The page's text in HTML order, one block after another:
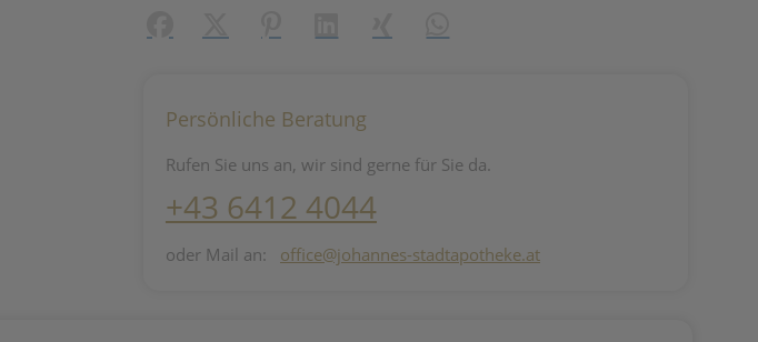
Persönliche Beratung
Rufen Sie uns an, wir sind gerne für Sie da.
+43 6412 4044
oder Mail an: office@johannes-stadtapotheke.at